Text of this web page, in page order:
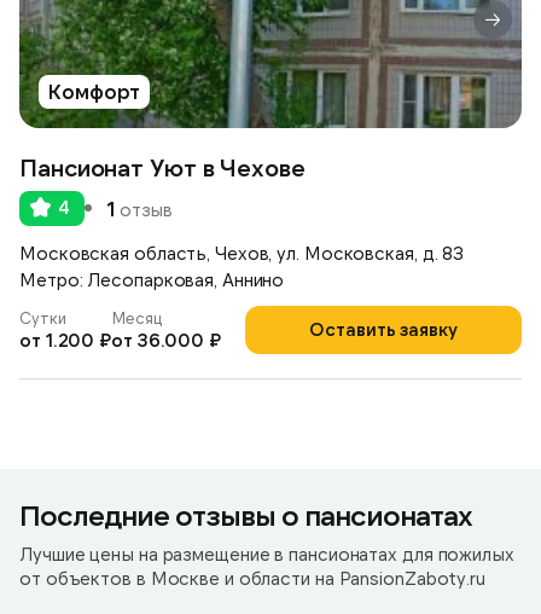
Комфорт
Пансионат Уют в Чехове
4 1 отзыв
Московская область, Чехов, ул. Московская, д. 83
Метро: Лесопарковая, Аннино
Оставить заявку
Сутки
от 1.200 ₽
Месяц
от 36.000 ₽
Последние отзывы о пансионатах
Лучшие цены на размещение в пансионатах для пожилых
от объектов в Москве и области на PansionZaboty.ru